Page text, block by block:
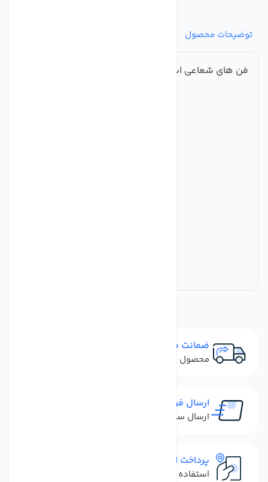
توضیحات محصول
فن های شعاعی استوانه ای
ضمانت مرجوعی
محصول نباید آسیب دیده باشد
ارسال فوری
ارسال سفارش در کمترین زمان ممکن
پرداخت امن
استفاده از روش‌های پرداخت امن